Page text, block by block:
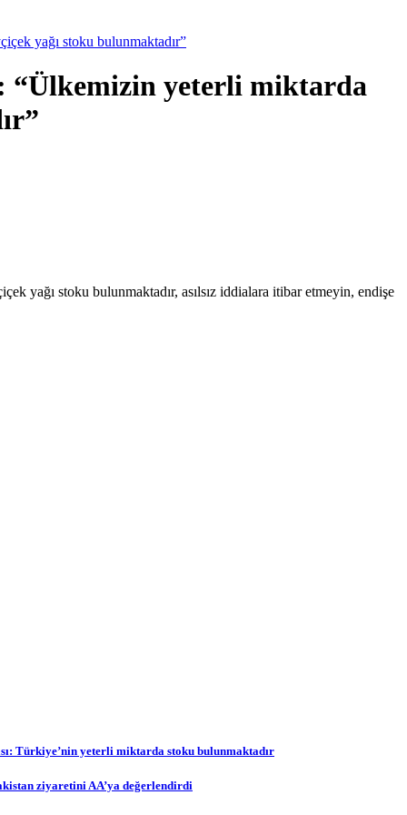
yağı stoku bulunmaktadır”
“Ülkemizin yeterli miktarda
yağı stoku bulunmaktadır, asılsız iddialara itibar etmeyin, endişe
Türkiye’nin yeterli miktarda stoku bulunmaktadır
ziyaretini AA’ya değerlendirdi